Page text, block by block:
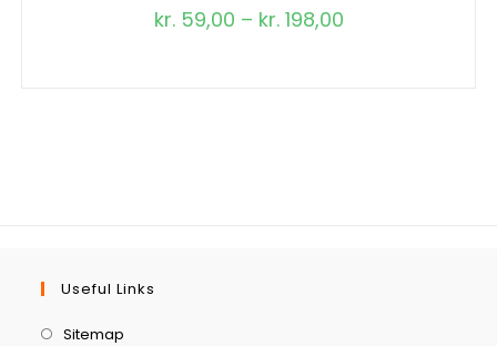
kr.59,00 – kr.198,00
Useful Links
Sitemap